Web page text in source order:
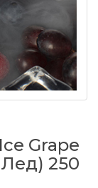
Grape
250